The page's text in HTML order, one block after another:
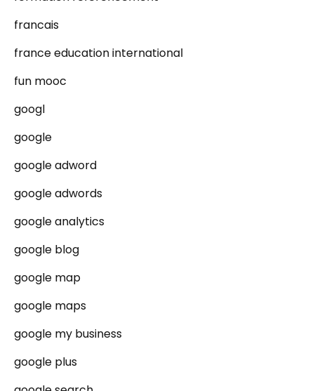
francais
france education international
fun mooc
googl
google
google adword
google adwords
google analytics
google blog
google map
google maps
google my business
google plus